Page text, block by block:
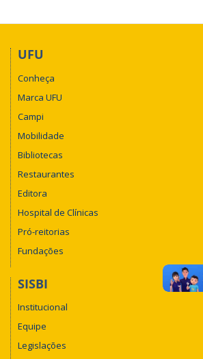
UFU
Conheça
Marca UFU
Campi
Mobilidade
Bibliotecas
Restaurantes
Editora
Hospital de Clínicas
Pró-reitorias
Fundações
SISBI
Institucional
Equipe
Legislações